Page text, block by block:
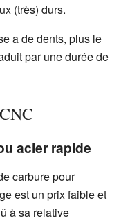
(très) durs.
a de dents, plus le
par une durée de
acier rapide
carbure pour
est un prix faible et
à sa relative